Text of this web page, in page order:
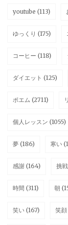
youtube (113)
ゆっくり (175)
コーヒー (118)
ダイエット (125)
ポエム (2711)
個人レッスン (1055)
夢 (186) 寒い
感謝 (164) 挑戦
時間 (311) 朝
笑い (167) 笑顔